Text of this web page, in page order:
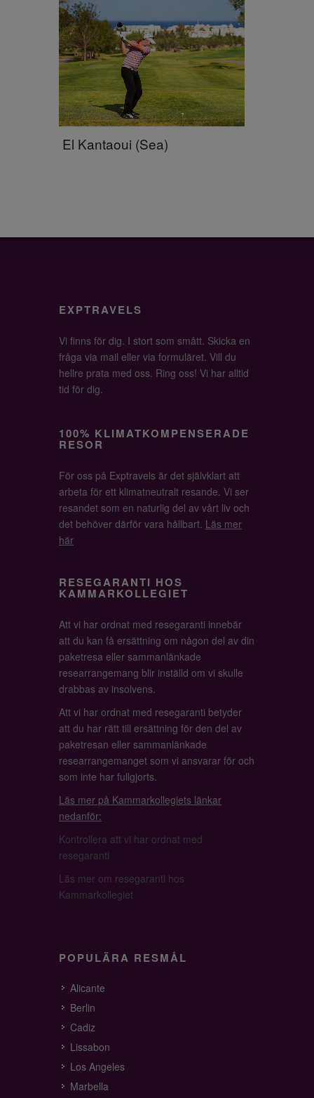
El Kantaoui (Sea)
EXPTRAVELS
Vi finns för dig. I stort som smått. Skicka en
fråga via mail eller via formuläret. Vill du
hellre prata med oss. Ring oss! Vi har alltid
tid för dig.
100% KLIMATKOMPENSERADE
RESOR
För oss på Exptravels är det självklart att
arbeta för ett klimatneutralt resande. Vi ser
resandet som en naturlig del av vårt liv och
det behöver därför vara hållbart. Läs mer
här
RESEGARANTI HOS
KAMMARKOLLEGIET
Att vi har ordnat med resegaranti innebär
att du kan få ersättning om någon del av din
paketresa eller sammanlänkade
researrangemang blir inställd om vi skulle
drabbas av insolvens.
Att vi har ordnat med resegaranti betyder
att du har rätt till ersättning för den del av
paketresan eller sammanlänkade
researrangemanget som vi ansvarar för och
som inte har fullgjorts.
Läs mer på Kammarkollegiets länkar
nedanför:
Kontrollera att vi har ordnat med
resegaranti
Läs mer om resegaranti hos
Kammarkollegiet
POPULÄRA RESMÅL
Alicante
Berlin
Cadiz
Lissabon
Los Angeles
Marbella